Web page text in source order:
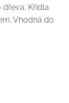
dřeva. Křídla
Vhodná do